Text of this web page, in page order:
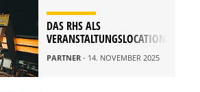
DAS RHS ALS
VERANSTALTUNGSLOCATION
PARTNER - 14. NOVEMBER 2025